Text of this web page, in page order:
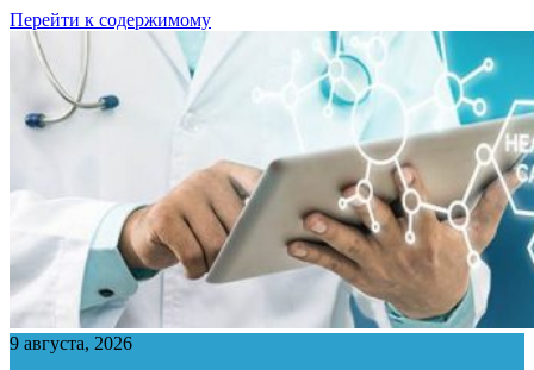
Перейти к содержимому
9 августа, 2026